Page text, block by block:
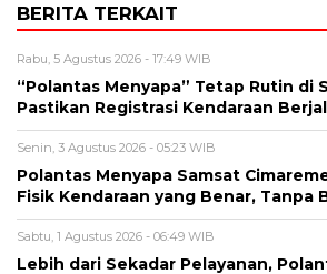
BERITA TERKAIT
Rabu, 5 Agustus 2026 - 17:49 WIB
“Polantas Menyapa” Tetap Rutin di
Pastikan Registrasi Kendaraan
Senin, 3 Agustus 2026 - 05:23 WIB
Polantas Menyapa Samsat
Fisik Kendaraan yang Benar, Tanpa
Sabtu, 1 Agustus 2026 - 06:49 WIB
Lebih dari Sekadar Pelayanan,